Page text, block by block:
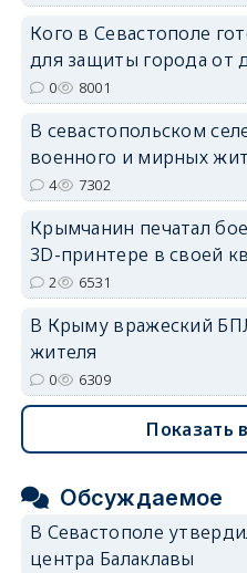
Кого в Севастополе
для защиты города от
0 8001
В севастопольском
военного и мирных
4 7302
Крымчанин печатал
3D-принтере в своей
2 6531
В Крыму вражеский
жителя
0 6309
Показать
Обсуждаемое
В Севастополе
центра Балаклавы